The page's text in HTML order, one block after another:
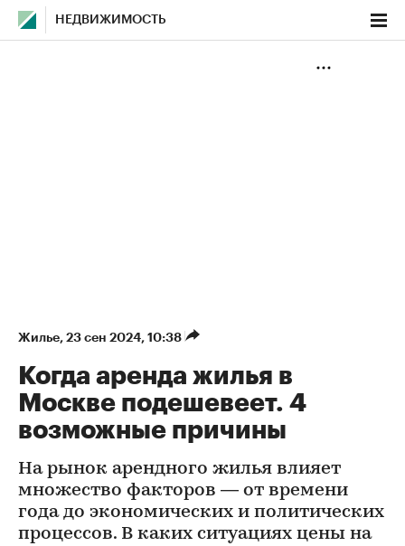
НЕДВИЖИМОСТЬ
Жилье⁠, 23 сен 2024, 10:38
Когда аренда жилья в
Москве подешевеет. 4
возможные причины
На рынок арендного жилья влияет
множество факторов — от времени
года до экономических и политических
процессов. В каких ситуациях цены на